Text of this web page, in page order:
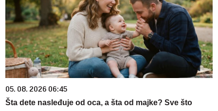
05. 08. 2026 06:45
Šta dete nasleđuje od oca, a šta od majke? Sve što